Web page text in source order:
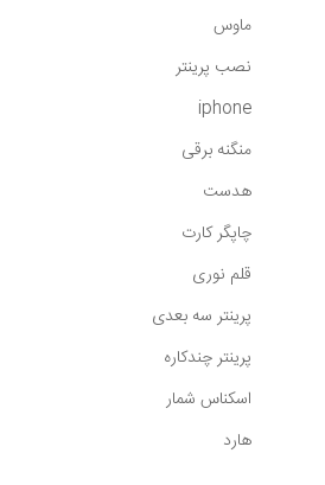
ماوس
نصب پرینتر
iphone
منگنه برقی
هدست
چاپگر کارت
قلم نوری
پرینتر سه بعدی
پرینتر چندکاره
اسکناس شمار
هارد